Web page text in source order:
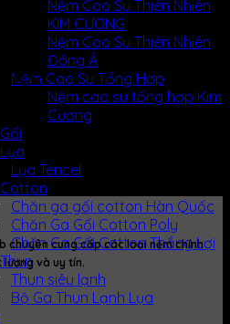
Nệm Cao Su Thiên Nhiên
KIM CƯƠNG
Nệm Cao Su Thiên Nhiên
Đông Á
Nệm Cao Su Tổng Hợp
Nệm cao su tổng hợp Kim
Cương
Lụa Tencel
Chăn ga gối cotton Hàn Quốc
Chăn Ga Gối Cotton Poly
Chăn Ga Gối Cotton Thắng Lợi
Thun siêu lạnh
Bộ Ga Thun Lạnh Lụa
way.
to
chuyên cung cấp các loại nệm chính
và uy tín.